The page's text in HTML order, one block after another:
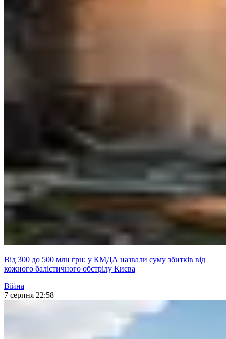
Від 300 до 500 млн грн: у КМДА назвали суму збитків від
кожного балістичного обстрілу Києва
Війна
7 серпня 22:58